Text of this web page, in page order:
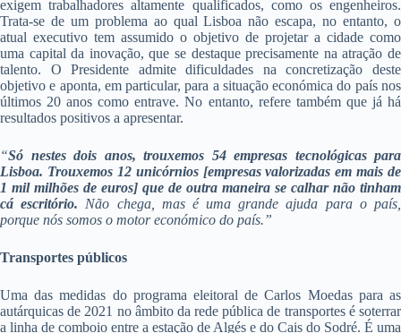
exigem trabalhadores altamente qualificados, como os engenheiros.
Trata-se de um problema ao qual Lisboa não escapa, no entanto, o
atual executivo tem assumido o objetivo de projetar a cidade como
uma capital da inovação, que se destaque precisamente na atração de
talento. O Presidente admite dificuldades na concretização deste
objetivo e aponta, em particular, para a situação económica do país nos
últimos 20 anos como entrave. No entanto, refere também que já há
resultados positivos a apresentar.
“Só nestes dois anos, trouxemos 54 empresas tecnológicas para
Lisboa. Trouxemos 12 unicórnios [empresas valorizadas em mais de
1 mil milhões de euros] que de outra maneira se calhar não tinham
cá escritório. Não chega, mas é uma grande ajuda para o país,
porque nós somos o motor económico do país.”
Transportes públicos
Uma das medidas do programa eleitoral de Carlos Moedas para as
autárquicas de 2021 no âmbito da rede pública de transportes é soterrar
a linha de comboio entre a estação de Algés e do Cais do Sodré. É uma